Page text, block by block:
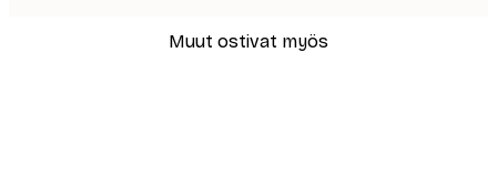
Muut ostivat myös